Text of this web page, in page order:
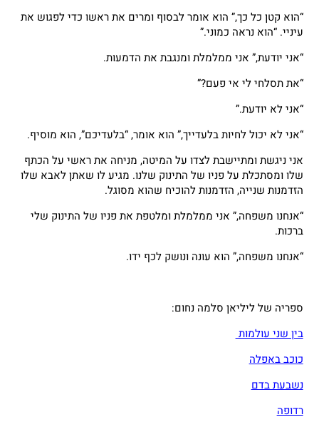
“הוא קטן כל כך,” הוא אומר לבסוף ומרים את ראשו כדי לפגוש את
עיניי. “הוא נראה כמוני.”
“אני יודעת,” אני ממלמלת ומנגבת את הדמעות.
“את תסלחי לי אי פעם?”
“אני לא יודעת.”
“אני לא יכול לחיות בלעדייך,” הוא אומר, “בלעדיכם”, הוא מוסיף.
אני ניגשת ומתיישבת לצדו על המיטה, מניחה את ראשי על הכתף
שלו ומסתכלת על פניו של התינוק שלנו. מגיע לו שאתן לאבא שלו
הזדמנות שנייה, הזדמנות להוכיח שהוא מסוגל.
“אנחנו משפחה,” אני ממלמלת ומלטפת את פניו של התינוק שלי
ברכות.
“אנחנו משפחה,” הוא עונה ונושק לכף ידו.
ספריה של ליליאן סלמה נחום:
בין שני עולמות
כוכב באפלה
נשבעת בדם
רדופה